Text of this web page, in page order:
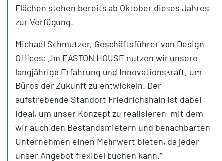
Flächen stehen bereits ab Oktober dieses Jahres
zur Verfügung.
Michael Schmutzer, Geschäftsführer von Design
Offices: „Im EASTON HOUSE nutzen wir unsere
langjährige Erfahrung und Innovationskraft, um
Büros der Zukunft zu entwickeln. Der
aufstrebende Standort Friedrichshain ist dabei
ideal, um unser Konzept zu realisieren, mit dem
wir auch den Bestandsmietern und benachbarten
Unternehmen einen Mehrwert bieten, da jeder
unser Angebot flexibel buchen kann.“